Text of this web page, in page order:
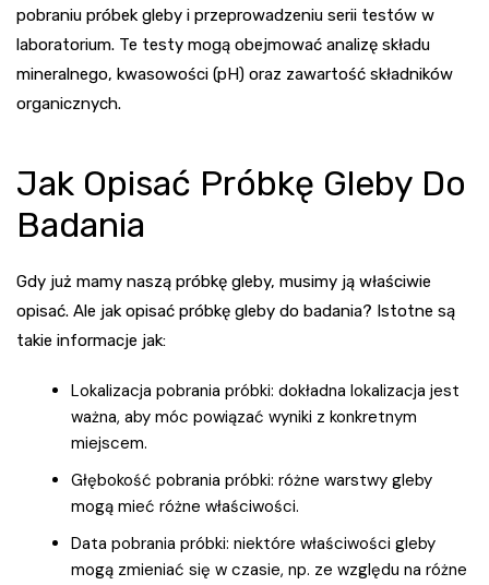
pobraniu próbek gleby i przeprowadzeniu serii testów w
laboratorium. Te testy mogą obejmować analizę składu
mineralnego, kwasowości (pH) oraz zawartość składników
organicznych.
Jak Opisać Próbkę Gleby Do
Badania
Gdy już mamy naszą próbkę gleby, musimy ją właściwie
opisać. Ale jak opisać próbkę gleby do badania? Istotne są
takie informacje jak:
Lokalizacja pobrania próbki: dokładna lokalizacja jest
ważna, aby móc powiązać wyniki z konkretnym
miejscem.
Głębokość pobrania próbki: różne warstwy gleby
mogą mieć różne właściwości.
Data pobrania próbki: niektóre właściwości gleby
mogą zmieniać się w czasie, np. ze względu na różne